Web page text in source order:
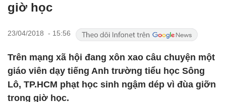
giờ học
23/04/2018 - 15:56
Trên mạng xã hội đang xôn xao câu chuyện một
giáo viên dạy tiếng Anh trường tiểu học Sông
Lô, TP.HCM phạt học sinh ngậm dép vì đùa giỡn
trong giờ học.